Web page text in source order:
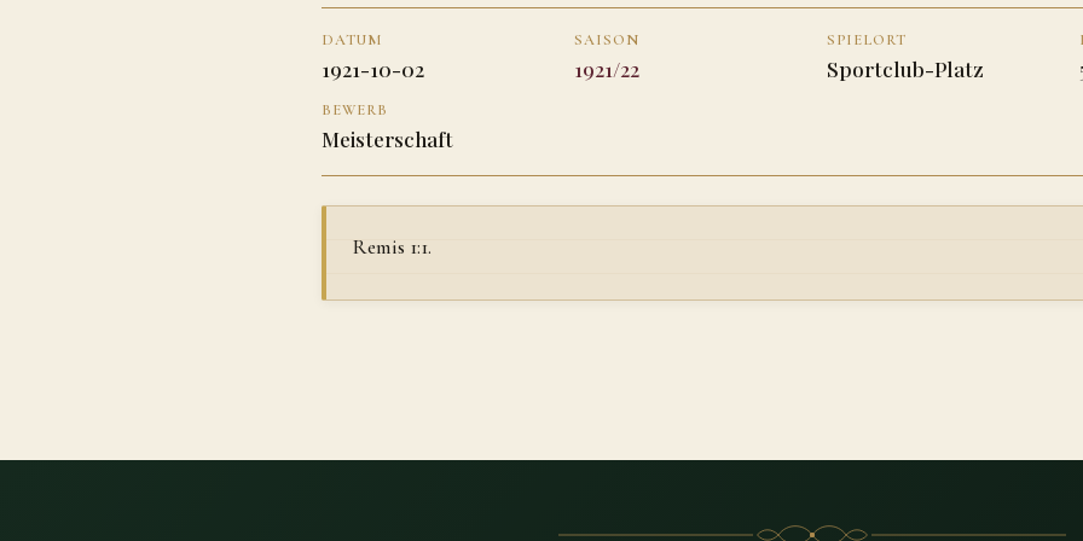
DATUM
1921-10-02
SAISON
1921/22
SPIELORT
Sportclub-Platz
BEWERB
Meisterschaft
Remis 1:1.